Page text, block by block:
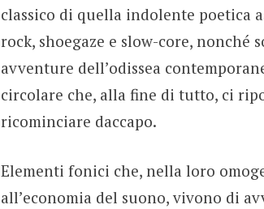
classico di quella indolente poetica
rock, shoegaze e slow-core,
avventure dell’odissea
circolare che, alla fine di tutto, ci
ricominciare daccapo.
Elementi fonici che, nella loro
all’economia del suono, vivono di